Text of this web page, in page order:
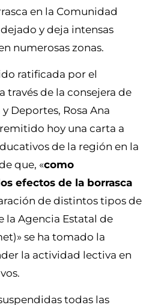
en la Comunidad
y deja intensas
numerosas zonas.
ratificada por el
través de la consejera de
Deportes, Rosa Ana
hoy una carta a
de la región en la
que, «como
efectos de la borrasca
de distintos tipos de
la Agencia Estatal de
se ha tomado la
la actividad lectiva en
todas las